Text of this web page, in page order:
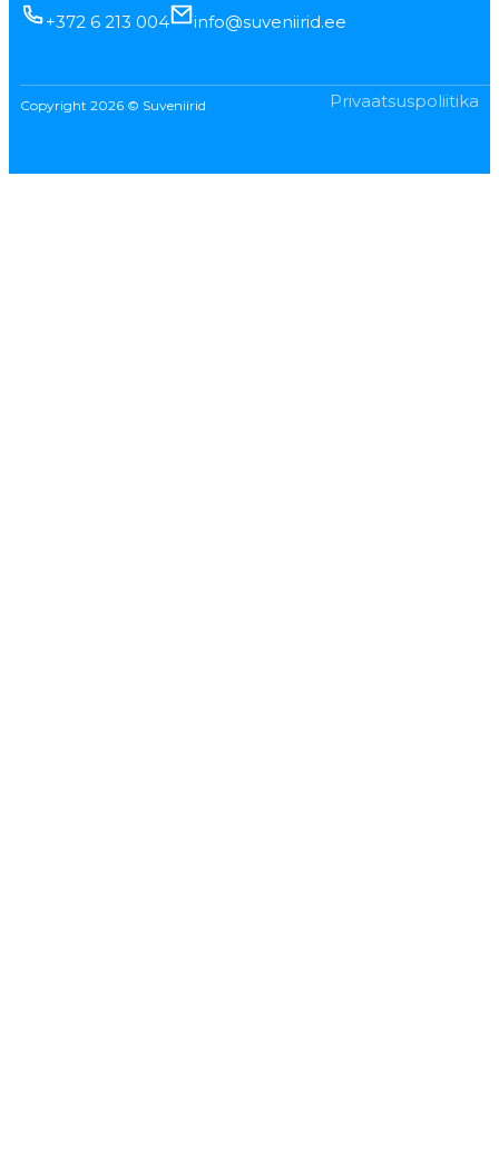
+372 6 213 004 info@suveniirid.ee
Copyright 2026 © Suveniirid Privaatsuspoliitika